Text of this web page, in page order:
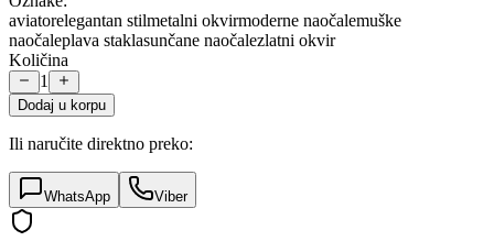
aviatorelegantan stilmetalni okvirmoderne naočalemuške
naočaleplava staklasunčane naočalezlatni okvir
Količina
1
Dodaj u korpu
Ili naručite direktno preko:
WhatsApp Viber